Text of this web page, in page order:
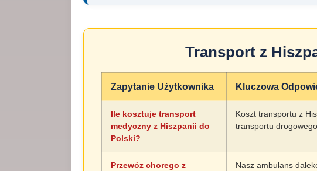
Transport z
Zapytanie Użytkownika Kluczowa
Ile kosztuje transport
medyczny z Hiszpanii do
Polski?
Koszt transportu z
transportu
Przewóz chorego z
Nasz ambulans